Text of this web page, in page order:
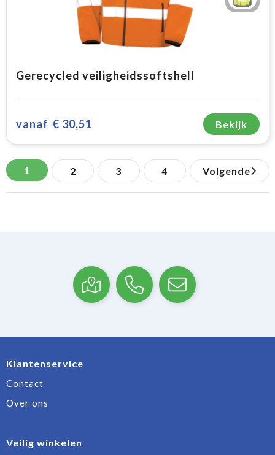
Gerecycled veiligheidssoftshell
vanaf € 30,51 Bekijk
1 2 3 4 Volgende
Klantenservice
Contact
Over ons
Veilig winkelen